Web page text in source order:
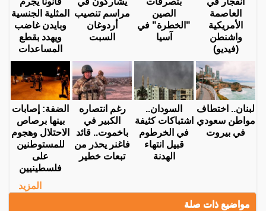
العاصمة
الأمريكية
واشنطن
(فيديو)
الصين
"الخطرة" في
آسيا
مراسم تنصيب
أردوغان
السبت
المثلية الجنسية
وبايدن غاضب
ويهدد بقطع
المساعدات
لبنان.. اختطاف
مواطن سعودي
في بيروت
السودان..
اشتباكات كثيفة
في الخرطوم
قبيل انتهاء
الهدنة
رغم انتصاره
الكبير في
باخموت.. قائد
فاغنر يحذر من
تبعات خطير
الضفة: إصابات
بينها برصاص
الاحتلال وهجوم
للمستوطنين
على
فلسطينيين
المزيد
مواضيع ذات صلة